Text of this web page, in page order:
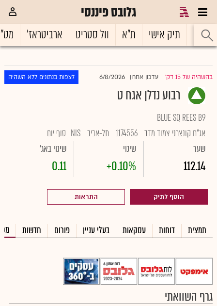
גלובס פיננסי
ראשי תיק אישי ת"א וול סטריט ארביטראז'
בהשהיה של 15 דק' עדכון אחרון 6/8/2026 לצפות בנתונים ללא השהיה
רבוע נדלן אגח ט
BLUE SQ REES B9
אג"ח קונצרני צמוד מדד 1174556 תל-אביב NIS סוף יום
שער
112.14
שינוי
+0.10%
שינוי באג'
0.11
הוסף לתיק התראות
תמצית דוחות עסקאות בעלי עניין פורום חדשות
גרף השוואתי